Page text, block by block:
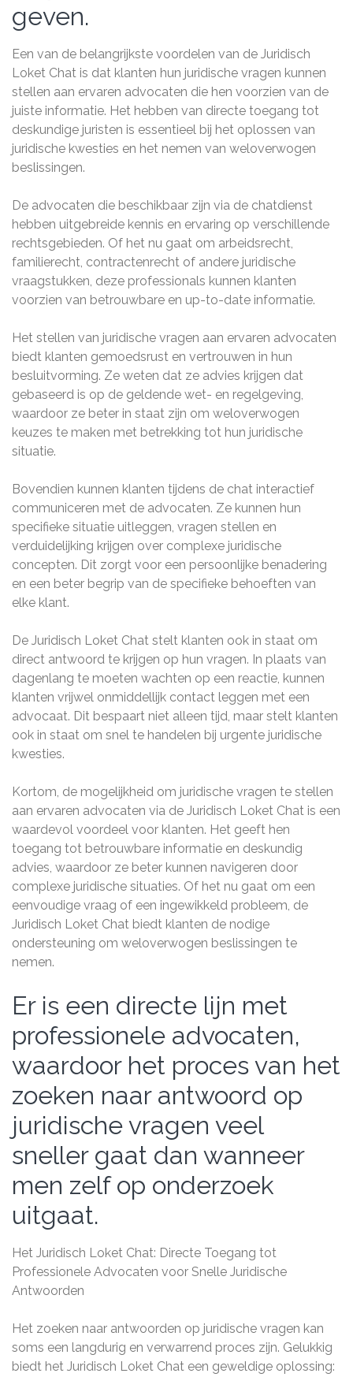
geven.
Een van de belangrijkste voordelen van de Juridisch
Loket Chat is dat klanten hun juridische vragen kunnen
stellen aan ervaren advocaten die hen voorzien van de
juiste informatie. Het hebben van directe toegang tot
deskundige juristen is essentieel bij het oplossen van
juridische kwesties en het nemen van weloverwogen
beslissingen.
De advocaten die beschikbaar zijn via de chatdienst
hebben uitgebreide kennis en ervaring op verschillende
rechtsgebieden. Of het nu gaat om arbeidsrecht,
familierecht, contractenrecht of andere juridische
vraagstukken, deze professionals kunnen klanten
voorzien van betrouwbare en up-to-date informatie.
Het stellen van juridische vragen aan ervaren advocaten
biedt klanten gemoedsrust en vertrouwen in hun
besluitvorming. Ze weten dat ze advies krijgen dat
gebaseerd is op de geldende wet- en regelgeving,
waardoor ze beter in staat zijn om weloverwogen
keuzes te maken met betrekking tot hun juridische
situatie.
Bovendien kunnen klanten tijdens de chat interactief
communiceren met de advocaten. Ze kunnen hun
specifieke situatie uitleggen, vragen stellen en
verduidelijking krijgen over complexe juridische
concepten. Dit zorgt voor een persoonlijke benadering
en een beter begrip van de specifieke behoeften van
elke klant.
De Juridisch Loket Chat stelt klanten ook in staat om
direct antwoord te krijgen op hun vragen. In plaats van
dagenlang te moeten wachten op een reactie, kunnen
klanten vrijwel onmiddellijk contact leggen met een
advocaat. Dit bespaart niet alleen tijd, maar stelt klanten
ook in staat om snel te handelen bij urgente juridische
kwesties.
Kortom, de mogelijkheid om juridische vragen te stellen
aan ervaren advocaten via de Juridisch Loket Chat is een
waardevol voordeel voor klanten. Het geeft hen
toegang tot betrouwbare informatie en deskundig
advies, waardoor ze beter kunnen navigeren door
complexe juridische situaties. Of het nu gaat om een
eenvoudige vraag of een ingewikkeld probleem, de
Juridisch Loket Chat biedt klanten de nodige
ondersteuning om weloverwogen beslissingen te
nemen.
Er is een directe lijn met
professionele advocaten,
waardoor het proces van het
zoeken naar antwoord op
juridische vragen veel
sneller gaat dan wanneer
men zelf op onderzoek
uitgaat.
Het Juridisch Loket Chat: Directe Toegang tot
Professionele Advocaten voor Snelle Juridische
Antwoorden
Het zoeken naar antwoorden op juridische vragen kan
soms een langdurig en verwarrend proces zijn. Gelukkig
biedt het Juridisch Loket Chat een geweldige oplossing: